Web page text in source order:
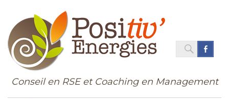
Conseil en RSE et Coaching en Management
SearchSEARCH